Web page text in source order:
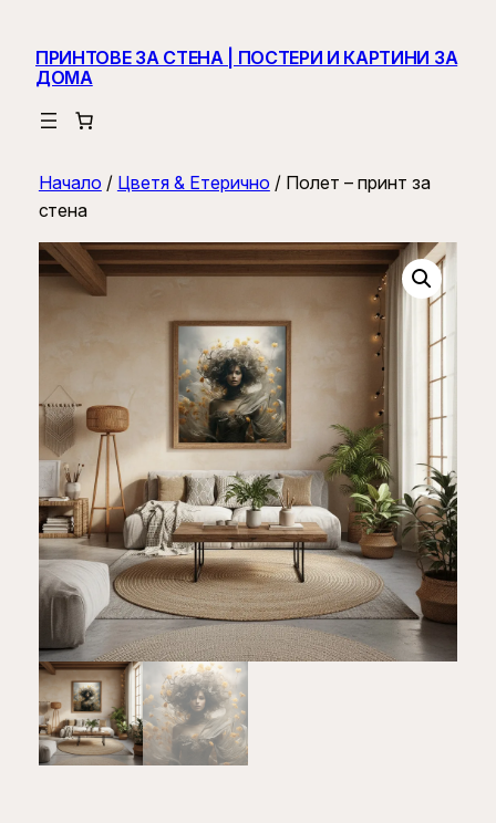
ПРИНТОВЕ ЗА СТЕНА | ПОСТЕРИ И КАРТИНИ ЗА
ДОМА
Начало / Цветя & Етерично / Полет – принт за
стена